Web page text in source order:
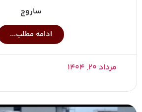
ساروج
ادامه مطلب...
مرداد ۲۰, ۱۴۰۴